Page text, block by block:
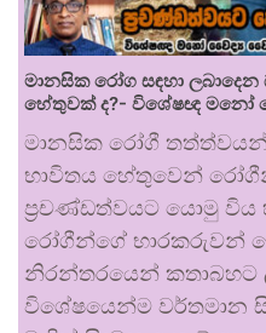
මානසික රෝග සඳහා
හේතුවක් ද?- විශේෂඥ මනෝ
මානසික රෝගී තත්ත්වයන්
භාවිතය හේතුවෙන්
ප්‍රචණ්ඩත්වයට යොමු විය
රෝගීන්ගේ භාරකරුවන්
නිරන්තරයෙන් කතාබහට
විශේෂයෙන්ම වර්තමාන